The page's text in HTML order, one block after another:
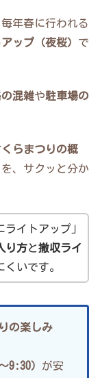
年春に行われる
ップ（夜桜） で
混雑や駐車場の
くらまつりの概
を、サクッと分か
イトアップ」
り方と撤収ライ
いです。
の楽しみ
9:30） が安